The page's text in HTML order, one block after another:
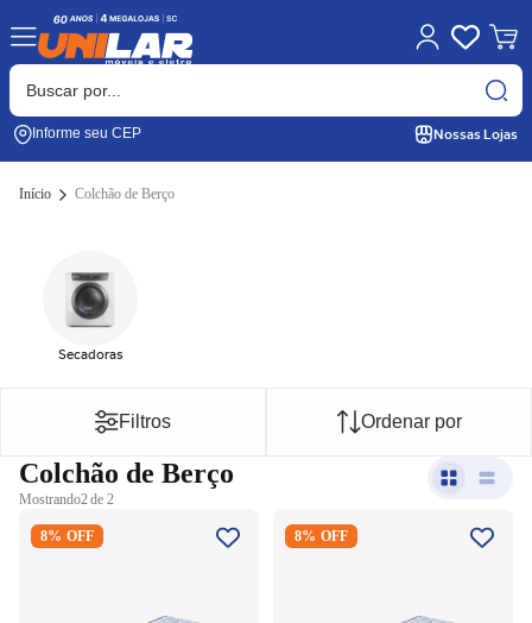
Informe seu CEP Nossas Lojas
Início Colchão de Berço
Secadoras
Filtros Ordenar por
Colchão de Berço
Mostrando2 de 2
18 Ecoflex 70x130x12cm
8% OFF
Ecoflex Baby 60x130x12cm
8% OFF